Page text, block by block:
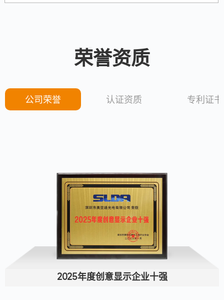
Honors
荣誉资质
公司荣誉 认证资质 专利证书
2025年度创意显示企业十强